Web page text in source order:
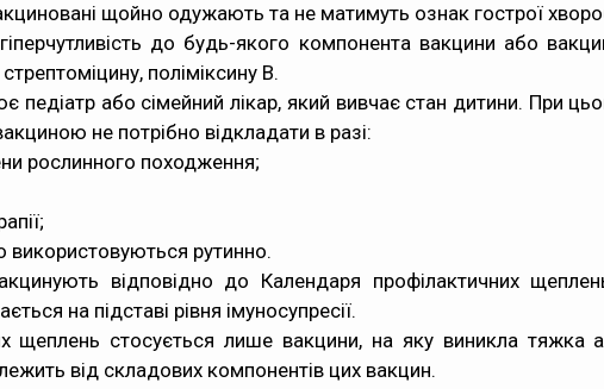
щойно одужають та не матимуть ознак гострої
до будь-якого компонента вакцини або
поліміксину В.
або сімейний лікар, який вивчає стан дитини. При
не потрібно відкладати в разі:
рослинного походження;
використовуються рутинно.
відповідно до Календаря профілактичних
на підставі рівня імуносупресії.
стосується лише вакцини, на яку виникла тяжка
від складових компонентів цих вакцин.